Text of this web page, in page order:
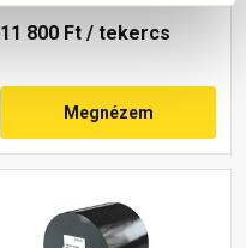
11 800 Ft / tekercs
Megnézem